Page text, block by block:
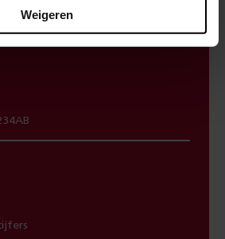
Weigeren
in jouw buurt gepland staan.